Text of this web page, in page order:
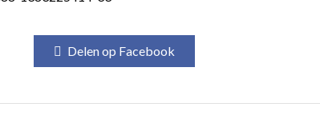
Delen op Facebook